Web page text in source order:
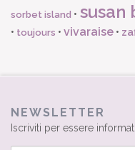
sorbet island • susan
• toujours • vivaraise •
NEWSLETTER
Iscriviti per essere